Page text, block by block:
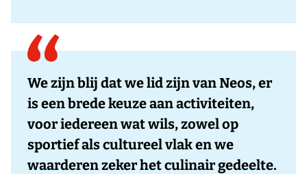
We zijn blij dat we lid zijn van Neos, er
is een brede keuze aan activiteiten,
voor iedereen wat wils, zowel op
sportief als cultureel vlak en we
waarderen zeker het culinair gedeelte.